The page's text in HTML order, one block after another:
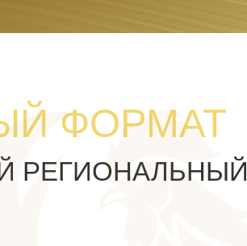
ФОРМАТ
РЕГИОНАЛЬНЫЙ